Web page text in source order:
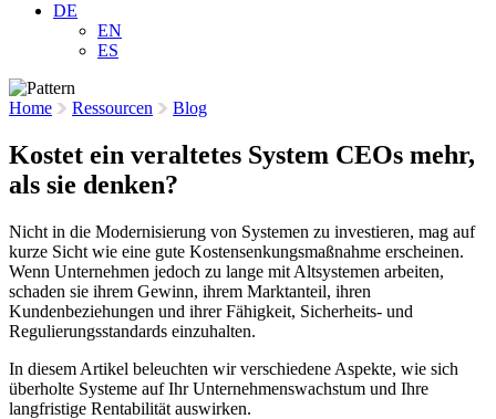
DE
EN
ES
Home Ressourcen Blog
Kostet ein veraltetes System CEOs mehr,
als sie denken?
Nicht in die Modernisierung von Systemen zu investieren, mag auf
kurze Sicht wie eine gute Kostensenkungsmaßnahme erscheinen.
Wenn Unternehmen jedoch zu lange mit Altsystemen arbeiten,
schaden sie ihrem Gewinn, ihrem Marktanteil, ihren
Kundenbeziehungen und ihrer Fähigkeit, Sicherheits- und
Regulierungsstandards einzuhalten.
In diesem Artikel beleuchten wir verschiedene Aspekte, wie sich
überholte Systeme auf Ihr Unternehmenswachstum und Ihre
langfristige Rentabilität auswirken.